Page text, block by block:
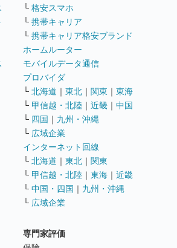
└ 格安スマホ
└ 携帯キャリア
└ 携帯キャリア格安ブランド
ホームルーター
モバイルデータ通信
プロバイダ
└ 北海道 ｜ 東北 ｜ 関東 ｜ 東海
└ 甲信越・北陸 ｜ 近畿 ｜ 中国
└ 四国 ｜ 九州・沖縄
└ 広域企業
インターネット回線
└ 北海道 ｜ 東北 ｜ 関東
└ 甲信越・北陸 ｜ 東海 ｜ 近畿
└ 中国・四国 ｜ 九州・沖縄
└ 広域企業
専門家評価